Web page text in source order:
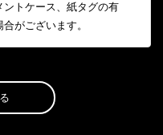
トケース、紙タグの有
がございます。